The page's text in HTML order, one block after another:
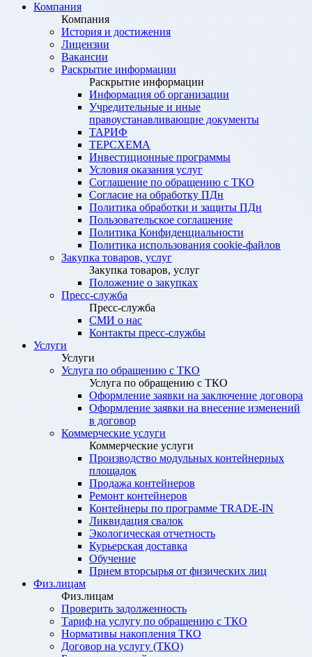
Компания
Компания
История и достижения
Лицензии
Вакансии
Раскрытие информации
Раскрытие информации
Информация об организации
Учредительные и иные
правоустанавливающие документы
ТАРИФ
ТЕРСХЕМА
Инвестиционные программы
Условия оказания услуг
Соглашение по обращению с ТКО
Согласие на обработку ПДн
Политика обработки и защиты ПДн
Пользовательское соглашение
Политика Конфиденциальности
Политика использования cookie-файлов
Закупка товаров, услуг
Закупка товаров, услуг
Положение о закупках
Пресс-служба
Пресс-служба
СМИ о нас
Контакты пресс-службы
Услуги
Услуги
Услуга по обращению с ТКО
Услуга по обращению с ТКО
Оформление заявки на заключение договора
Оформление заявки на внесение изменений
в договор
Коммерческие услуги
Коммерческие услуги
Производство модульных контейнерных
площадок
Продажа контейнеров
Ремонт контейнеров
Контейнеры по программе TRADE-IN
Ликвидация свалок
Экологическая отчетность
Курьерская доставка
Обучение
Прием вторсырья от физических лиц
Физ.лицам
Физ.лицам
Проверить задолженность
Тариф на услугу по обращению с ТКО
Нормативы накопления ТКО
Договор на услугу (ТКО)